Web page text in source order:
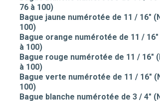
76 à 100)
Bague jaune numérotée de 11 / 16"
100)
Bague orange numérotée de 11 /
à 100)
Bague rouge numérotée de 11 / 16"
à 100)
Bague verte numérotée de 11 / 16"
100)
Bague blanche numérotée de 3 / 4"